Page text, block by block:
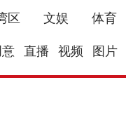
区 文娱 体育
直播 视频 图片